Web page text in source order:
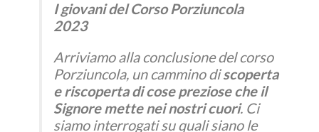
I giovani del Corso Porziuncola
2023
Arriviamo alla conclusione del corso
Porziuncola, un cammino discoperta
e riscoperta di cose preziose che il
Signore mette nei nostri cuori. Ci
siamo interrogati su quali siano le